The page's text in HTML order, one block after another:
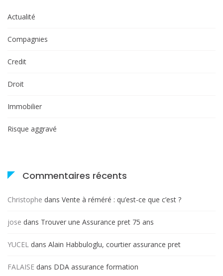
Actualité
Compagnies
Credit
Droit
Immobilier
Risque aggravé
Commentaires récents
Christophe dans Vente à réméré : qu’est-ce que c’est ?
jose dans Trouver une Assurance pret 75 ans
YUCEL dans Alain Habbuloglu, courtier assurance pret
FALAISE dans DDA assurance formation